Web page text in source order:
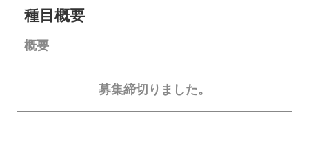
種目概要
概要
募集締切りました。